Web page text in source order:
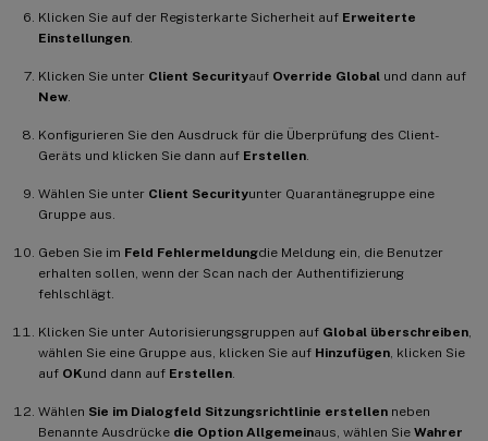
Klicken Sie auf der Registerkarte Sicherheit auf Erweiterte
Einstellungen
Klicken Sie unter Client Securityauf Override Global und dann auf
New
Konfigurieren Sie den Ausdruck für die Überprüfung des Client-
Geräts und klicken Sie dann auf Erstellen
Wählen Sie unter Client Securityunter Quarantänegruppe eine
Gruppe aus.
Geben Sie im Feld Fehlermeldungdie Meldung ein, die Benutzer
erhalten sollen, wenn der Scan nach der Authentifizierung
fehlschlägt.
Klicken Sie unter Autorisierungsgruppen auf Global überschreiben
wählen Sie eine Gruppe aus, klicken Sie auf Hinzufügen , klicken Sie
auf OKund dann auf Erstellen
Wählen Sie im Dialogfeld Sitzungsrichtlinie erstellen neben
Benannte Ausdrücke die Option Allgemeinaus, wählen Sie Wahrer